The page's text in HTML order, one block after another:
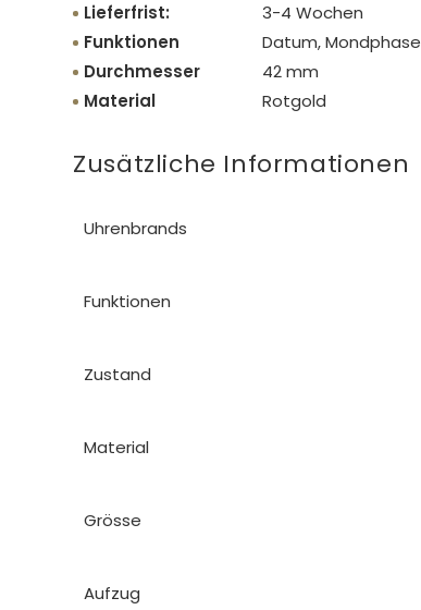
Lieferfrist:
3-4 Wochen
Funktionen
Datum, Mondphase
Durchmesser
42 mm
Material
Rotgold
Zusätzliche Informationen
Uhrenbrands
Funktionen
Zustand
Material
Grösse
Aufzug